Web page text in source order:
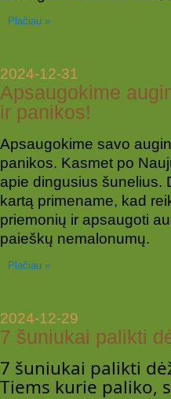
Plačiau »
2024-12-31
Apsaugokime
ir panikos!
Apsaugokime savo
panikos. Kasmet po
apie dingusius šunelius.
kartą primename, kad
priemonių ir apsaugoti
paieškų nemalonumų.
Plačiau »
2024-12-29
7 šuniukai palikti
7 šuniukai palikti
Tiems kurie paliko,